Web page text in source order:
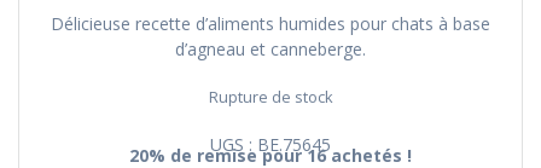
Délicieuse recette d’aliments humides pour chats à base
d’agneau et canneberge.
Rupture de stock
UGS : BE.75645
20% de remise pour 16 achetés !